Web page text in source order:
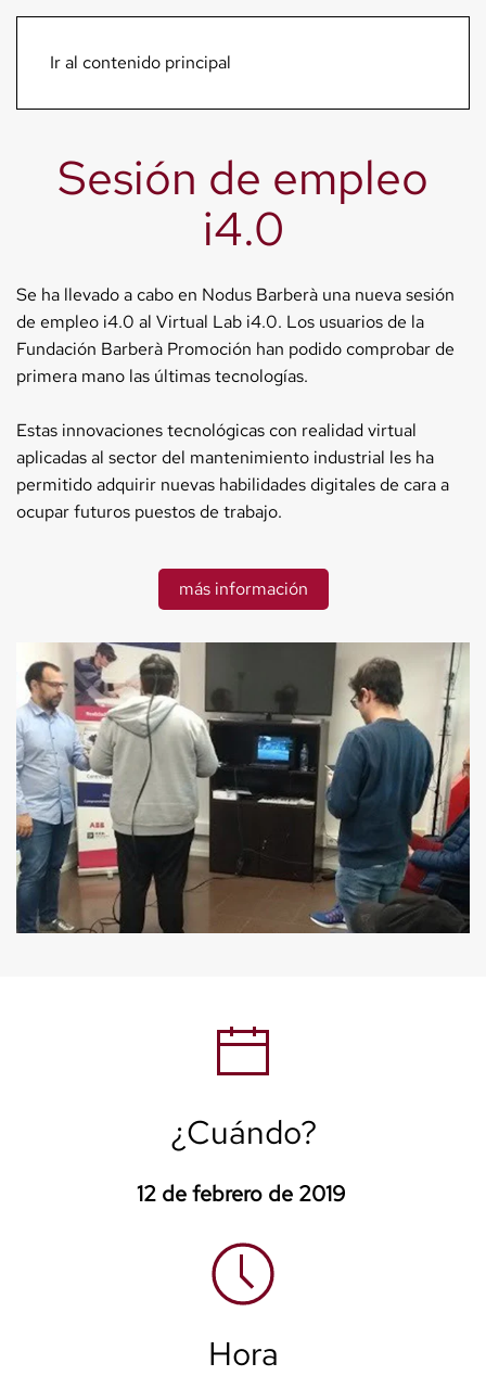
Ir al contenido principal
Menú
Sesión de empleo
i4.0
Se ha llevado a cabo en Nodus Barberà una nueva sesión
de empleo i4.0 al Virtual Lab i4.0. Los usuarios de la
Fundación Barberà Promoción han podido comprobar de
primera mano las últimas tecnologías.
Estas innovaciones tecnológicas con realidad virtual
aplicadas al sector del mantenimiento industrial les ha
permitido adquirir nuevas habilidades digitales de cara a
ocupar futuros puestos de trabajo.
más información
¿Cuándo?
12 de febrero de 2019
Hora